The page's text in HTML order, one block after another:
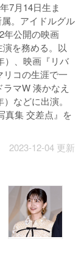
7月14日生ま
。アイドルグル
年公開の映画
演を務める。以
）、映画『リバ
コの生涯で一
マW 湊かなえ
などに出演。
真集 交差点』を
2023-12-04 更新